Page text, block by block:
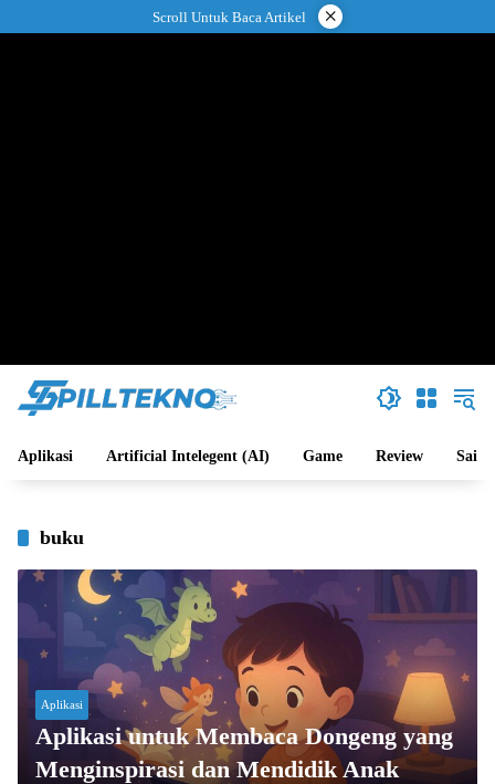
ke
Scroll Untuk Baca Artikel ×
Aplikasi Artificial Intelegent (AI) Game Review Sains
buku
Aplikasi
Aplikasi untuk Membaca Dongeng yang
Menginspirasi dan Mendidik Anak